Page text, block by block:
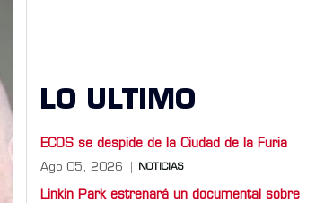
LO ULTIMO
ECOS se despide de la Ciudad de la Furia
Ago 05, 2026 NOTICIAS
Linkin Park estrenará un documental sobre